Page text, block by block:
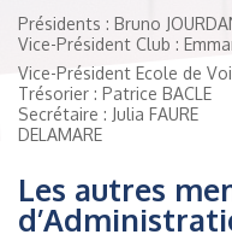
Présidents : Bruno
Vice-Président Club :
Vice-Président Ecole de
Trésorier : Patrice
Secrétaire : Julia
DELAMARE
Les autres